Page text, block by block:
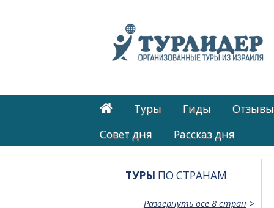
Туры Гиды
Cовет дня
Рассказ дня
ТУРЫ ПО СТРАНАМ
Развернуть все 8 стран